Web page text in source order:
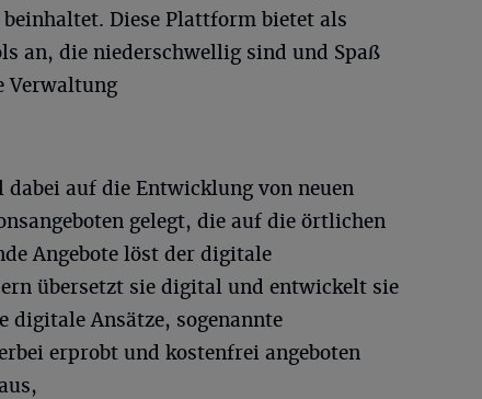
Diese Plattform bietet als
an, die niederschwellig sind und Spaß
Verwaltung
auf die Entwicklung von neuen
gelegt, die auf die örtlichen
Angebote löst der digitale
übersetzt sie digital und entwickelt sie
digitale Ansätze, sogenannte
erprobt und kostenfrei angeboten